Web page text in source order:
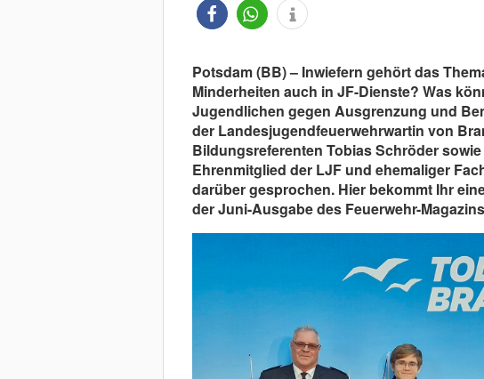
Potsdam (BB) – Inwiefern gehört das
Minderheiten auch in JF-Dienste? Was
Jugendlichen gegen Ausgrenzung und
der Landesjugendfeuerwehrwartin von
Bildungsreferenten Tobias Schröder
Ehrenmitglied der LJF und ehemaliger
darüber gesprochen. Hier bekommt Ihr
der Juni-Ausgabe des Feuerwehr-